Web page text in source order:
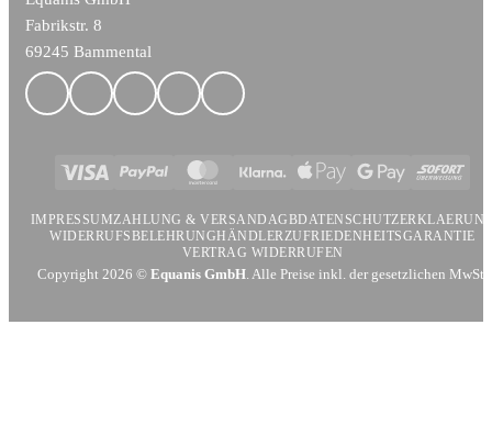
Fabrikstr. 8
69245 Bammental
Visa PayPal MasterCardKlarna
Apple
Google
Sofort
IMPRESSUMZAHLUNG & VERSANDAGB
WIDERRUFSBELEHRUNGHÄNDLERZUFRIEDENHEITSGARANTIE
VERTRAG WIDERRUFEN
Copyright 2026 © Equanis GmbH. Alle Preise inkl. der gesetzlichen MwSt.